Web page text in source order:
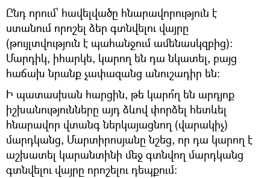
Ընդ որում՝ հավելվածը հնարավորություն է
ստանում որոշել ձեր գտնվելու վայրը
(թույլտվություն է պահանջում ամենասկզբից)։
Մարդիկ, իհարկե, կարող են դա նկատել, բայց
հաճախ նրանք չափազանց անուշադիր են։
Ի պատասխան հարցին, թե կարո՞ղ են արդյոք
իշխանությունները այդ ձևով փորձել հետևել
հնարավոր վտանգ ներկայացնող (վարակիչ)
մարդկանց, Մարտիրոսյանը նշեց, որ դա կարող է
աշխատել կարանտինի մեջ գտնվող մարդկանց
գտնվելու վայրը որոշելու դեպքում։